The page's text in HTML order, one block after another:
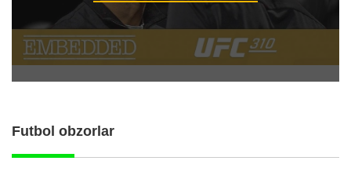
Futbol obzorlar